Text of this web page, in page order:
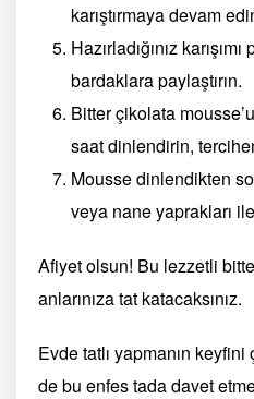
karıştırmaya devam
Hazırladığınız
bardaklara paylaştırın.
Bitter çikolata
saat dinlendirin,
Mousse dinlendikten
veya nane yaprakları
Afiyet olsun! Bu lezzetli
anlarınıza tat katacaksınız.
Evde tatlı yapmanın keyfini
de bu enfes tada davet